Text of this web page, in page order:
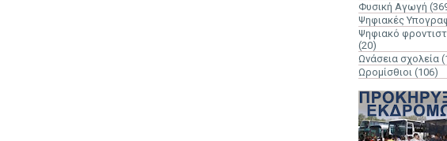
Φυσική Αγωγή
Ψηφιακές
Ψηφιακό
(20)
Ωνάσεια σχολεία
Ωρομίσθιοι (106)